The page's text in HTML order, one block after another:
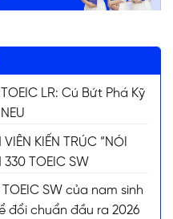
LR: Cú Bứt Phá Kỹ
KIẾN TRÚC “NÓI
330 TOEIC SW
SW của nam sinh
đổi chuẩn đầu ra 2026